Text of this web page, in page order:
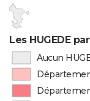
Les HUGEDE
Aucun